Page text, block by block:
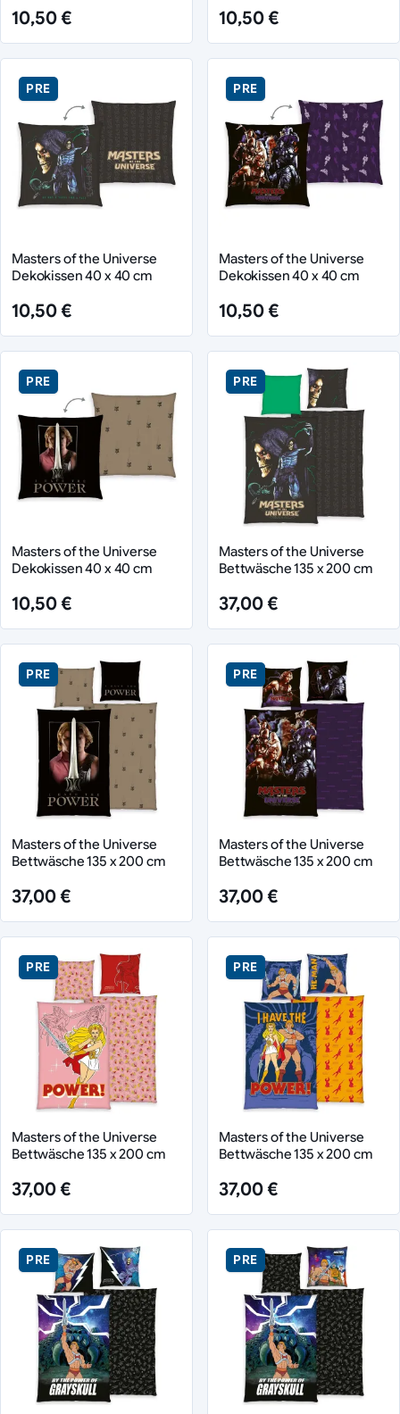
10,50 € 10,50 €
PRE
Masters of the Universe
Dekokissen 40 x 40 cm
10,50 €
PRE
Masters of the Universe
Dekokissen 40 x 40 cm
10,50 €
PRE
Masters of the Universe
Dekokissen 40 x 40 cm
10,50 €
PRE
Masters of the Universe
Bettwäsche 135 x 200 cm
37,00 €
PRE
Masters of the Universe
Bettwäsche 135 x 200 cm
37,00 €
PRE
Masters of the Universe
Bettwäsche 135 x 200 cm
37,00 €
PRE
Masters of the Universe
Bettwäsche 135 x 200 cm
37,00 €
PRE
Masters of the Universe
Bettwäsche 135 x 200 cm
37,00 €
PRE PRE